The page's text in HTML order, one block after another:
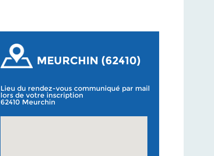
MEURCHIN (62410)
Lieu du rendez-vous communiqué par mail
lors de votre inscription
62410 Meurchin